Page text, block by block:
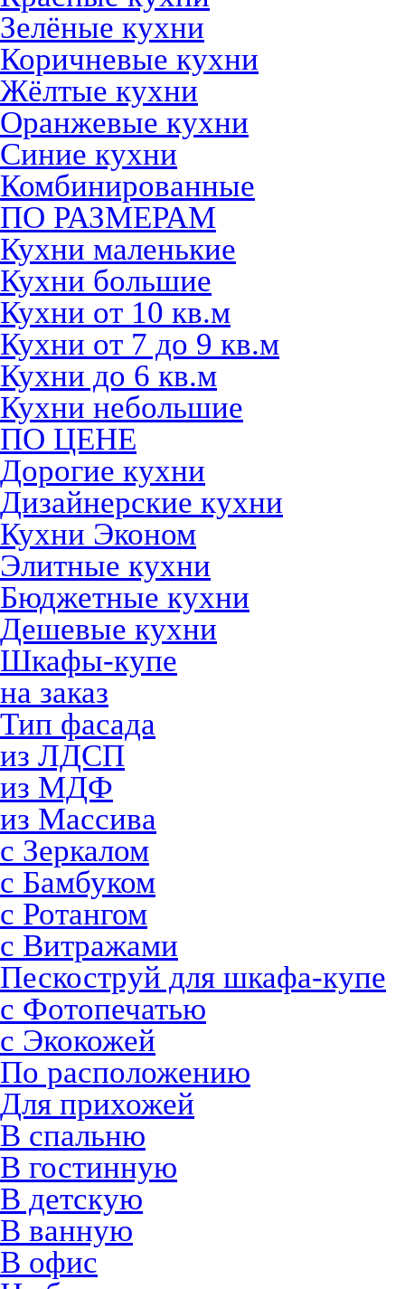
Зелёные кухни
Коричневые кухни
Жёлтые кухни
Оранжевые кухни
Синие кухни
Комбинированные
ПО РАЗМЕРАМ
Кухни маленькие
Кухни большие
Кухни от 10 кв.м
Кухни от 7 до 9 кв.м
Кухни до 6 кв.м
Кухни небольшие
ПО ЦЕНЕ
Дорогие кухни
Дизайнерские кухни
Кухни Эконом
Элитные кухни
Бюджетные кухни
Дешевые кухни
Шкафы-купе
на заказ
Тип фасада
из ЛДСП
из МДФ
из Массива
с Зеркалом
с Бамбуком
с Ротангом
с Витражами
Пескоструй для шкафа-купе
с Фотопечатью
с Экокожей
По расположению
Для прихожей
В спальню
В гостинную
В детскую
В ванную
В офис